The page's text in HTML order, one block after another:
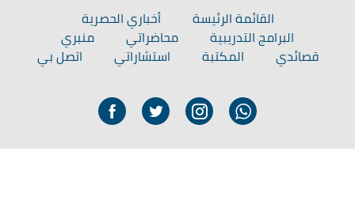
القائمة الرئيسة
أخباري الحصرية
البرامج التدريبية
محاضراتي
منبري
قصائدي
المكتبة استشاراتي اتصل بي